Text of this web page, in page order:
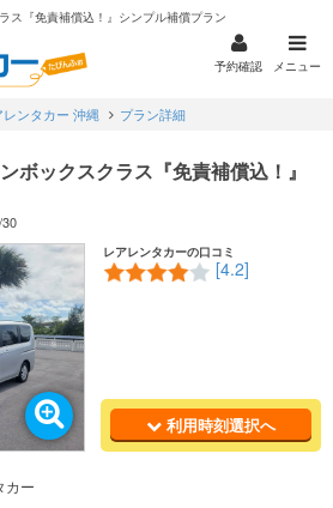
ス『免責補償込！』シンプル補償プラン
予約確認 メニュー
レンタカー 沖縄 プラン詳細
ボックスクラス『免責補償込！』
レアレンタカーの口コミ
[4.2]
利用時刻選択へ
カー